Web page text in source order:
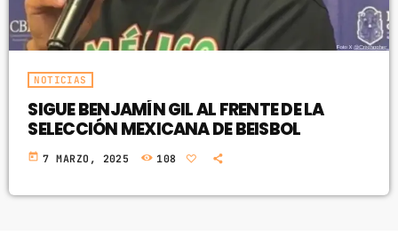
NOTICIAS
SIGUE BENJAMÍN GIL AL FRENTE DE LA
SELECCIÓN MEXICANA DE BEISBOL
today 7 MARZO, 2025 108